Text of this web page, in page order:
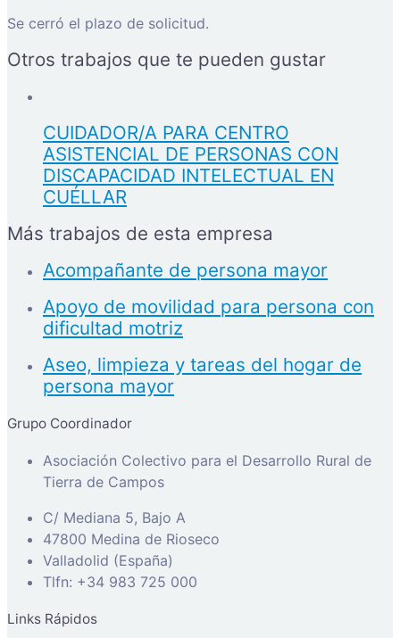
Se cerró el plazo de solicitud.
Otros trabajos que te pueden gustar
CUIDADOR/A PARA CENTRO
ASISTENCIAL DE PERSONAS CON
DISCAPACIDAD INTELECTUAL EN
CUÉLLAR
Más trabajos de esta empresa
Acompañante de persona mayor
Apoyo de movilidad para persona con
dificultad motriz
Aseo, limpieza y tareas del hogar de
persona mayor
Grupo Coordinador
Asociación Colectivo para el Desarrollo Rural de
Tierra de Campos
C/ Mediana 5, Bajo A
47800 Medina de Rioseco
Valladolid (España)
Tlfn: +34 983 725 000
Links Rápidos